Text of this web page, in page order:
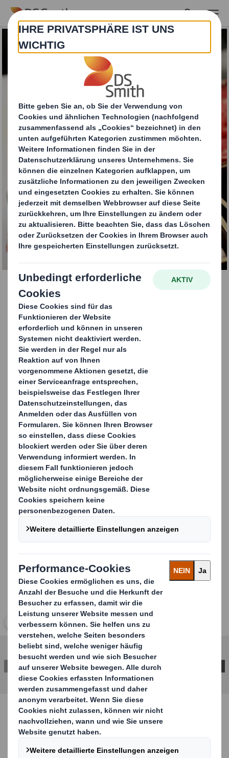
Skip to main content
Meatainer
KONTAKT AUFNEHMEN
Meatainer
Unsere Meatainer minimieren ein Ausbeulen.
Zusätzlichen Schutz bietet eine Duabond Verbindung,
die aus Klebstoff und Tape besteht und Kontamination
eliminiert, die etwa bei Metallklammern auftritt. Die
robuste doppelwandige Wellpappe reduziert die
Wahrscheinlichkeit, dass die Palettenbox aufplatzt und
der Inhalt herausfällt, auf ein Minimum. Unsere
industrielle Fleischverpackung kann für alle
Palettengrößen auslegt werden und ist in der
fleischverarbeitenden Industrie als kostengünstige
Einweg-Verpackungslösung weit verbreitet. Bei
Verwendung in Verbindung mit unseren Stax Wellpapp-
Paletten kann der gesamte Behälter entweder
wiederverwendet oder vollständig recycelt werden.
Carousel. Use previous and next buttons to move
Klicken Sie zum Vergrößern des Bildes
KONTAKT AUFNEHMEN